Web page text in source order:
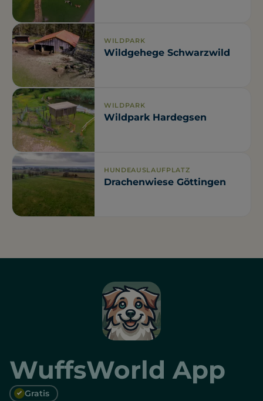
WILDPARK
Wildgehege Schwarzwild
WILDPARK
Wildpark Hardegsen
HUNDEAUSLAUFPLATZ
Drachenwiese Göttingen
WuffsWorld App
Gratis